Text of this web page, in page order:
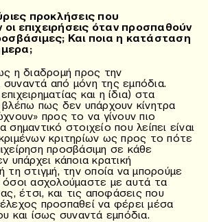
προκλήσεις που
οι επιχειρήσεις όταν προσπαθούν
Και ποια η κατάσταση
η διαδρομή προς την
από μόνη της εμπόδια.
και η ίδια) στα
πως δεν υπάρχουν κίνητρα
προς το να γίνουν πιο
στοιχείο που λείπει είναι
κριτηρίων ως προς το πότε
προσβάσιμη σε κάθε
υπάρχει κάποια κρατική
τη στιγμή, την οποία να μπορούμε
όσοι ασχολούμαστε με αυτά τα
έτσι, και τις αποφάσεις που
προσπαθεί να φέρει μέσα
και ίσως συναντά εμπόδια.